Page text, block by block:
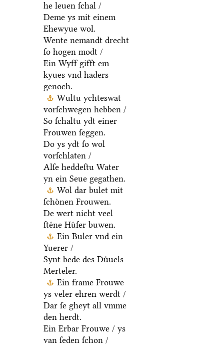
he leuen ſchal /
Deme ys mit einem
Ehewyue wol.
Wente nemandt drecht
ſo hogen modt /
Ein Wyff gifft em
kyues vnd haders
genoch.
Wultu ychteswat
vorſchwegen hebben /
So ſchaltu ydt einer
Frouwen ſeggen.
Do ys ydt ſo wol
vorſchlaten /
Alſe heddeſtu Water
yn ein Seue gegathen.
Wol dar bulet mit
ſchoͤnen Frouwen.
De wert nicht veel
ſteͤne Huͤſer buwen.
Ein Buler vnd ein
Yuerer /
Synt bede des Duͤuels
Merteler.
Ein frame Frouwe
ys veler ehren werdt /
Dar ſe gheyt all vmme
den herdt.
Ein Erbar Frouwe / ys
van ſeden ſchon /